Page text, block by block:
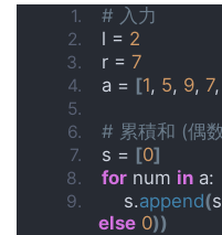
# 入力
l = 2
r = 7
a = [1, 5, 9, 7,
# 累積和 (偶
s = [0]
for num in a:
    s.
append(s
else 0))